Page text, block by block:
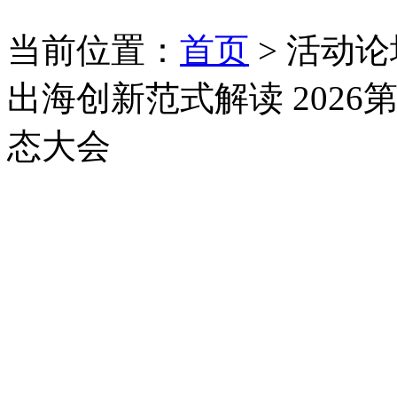
当前位置： 首页 > 活动
出海创新范式解读 2026
态大会